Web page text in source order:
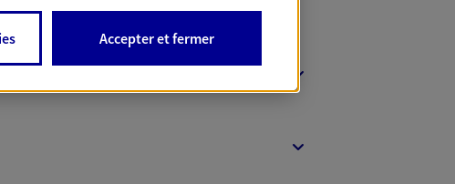
Accepter et fermer